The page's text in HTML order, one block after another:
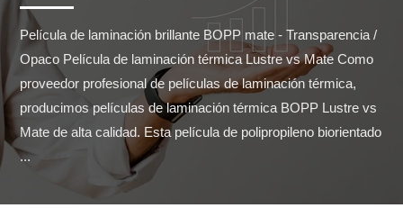
Película de laminación brillante BOPP mate - Transparencia /
Opaco Película de laminación térmica Lustre vs Mate Como
proveedor profesional de películas de laminación térmica,
producimos películas de laminación térmica BOPP Lustre vs
Mate de alta calidad. Esta película de polipropileno biorientado
...